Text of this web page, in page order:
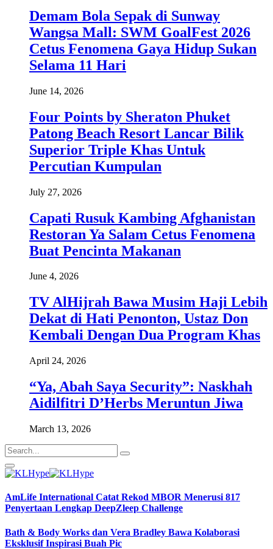
Demam Bola Sepak di Sunway
Wangsa Mall: SWM GoalFest 2026
Cetus Fenomena Gaya Hidup Sukan
Selama 11 Hari
June 14, 2026
Four Points by Sheraton Phuket
Patong Beach Resort Lancar Bilik
Superior Triple Khas Untuk
Percutian Kumpulan
July 27, 2026
Capati Rusuk Kambing Afghanistan
Restoran Ya Salam Cetus Fenomena
Buat Pencinta Makanan
June 4, 2026
TV AlHijrah Bawa Musim Haji Lebih
Dekat di Hati Penonton, Ustaz Don
Kembali Dengan Dua Program Khas
April 24, 2026
“Ya, Abah Saya Security”: Naskhah
Aidilfitri D’Herbs Meruntun Jiwa
March 13, 2026
AmLife International Catat Rekod MBOR Menerusi 817
Penyertaan Lengkap DeepZleep Challenge
Bath & Body Works dan Vera Bradley Bawa Kolaborasi
Eksklusif Inspirasi Buah Pic